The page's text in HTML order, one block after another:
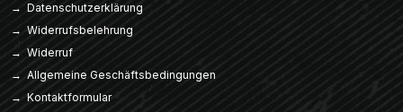
→ Datenschutzerklärung
→ Widerrufsbelehrung
→ Widerruf
→ Allgemeine Geschäftsbedingungen
→ Kontaktformular